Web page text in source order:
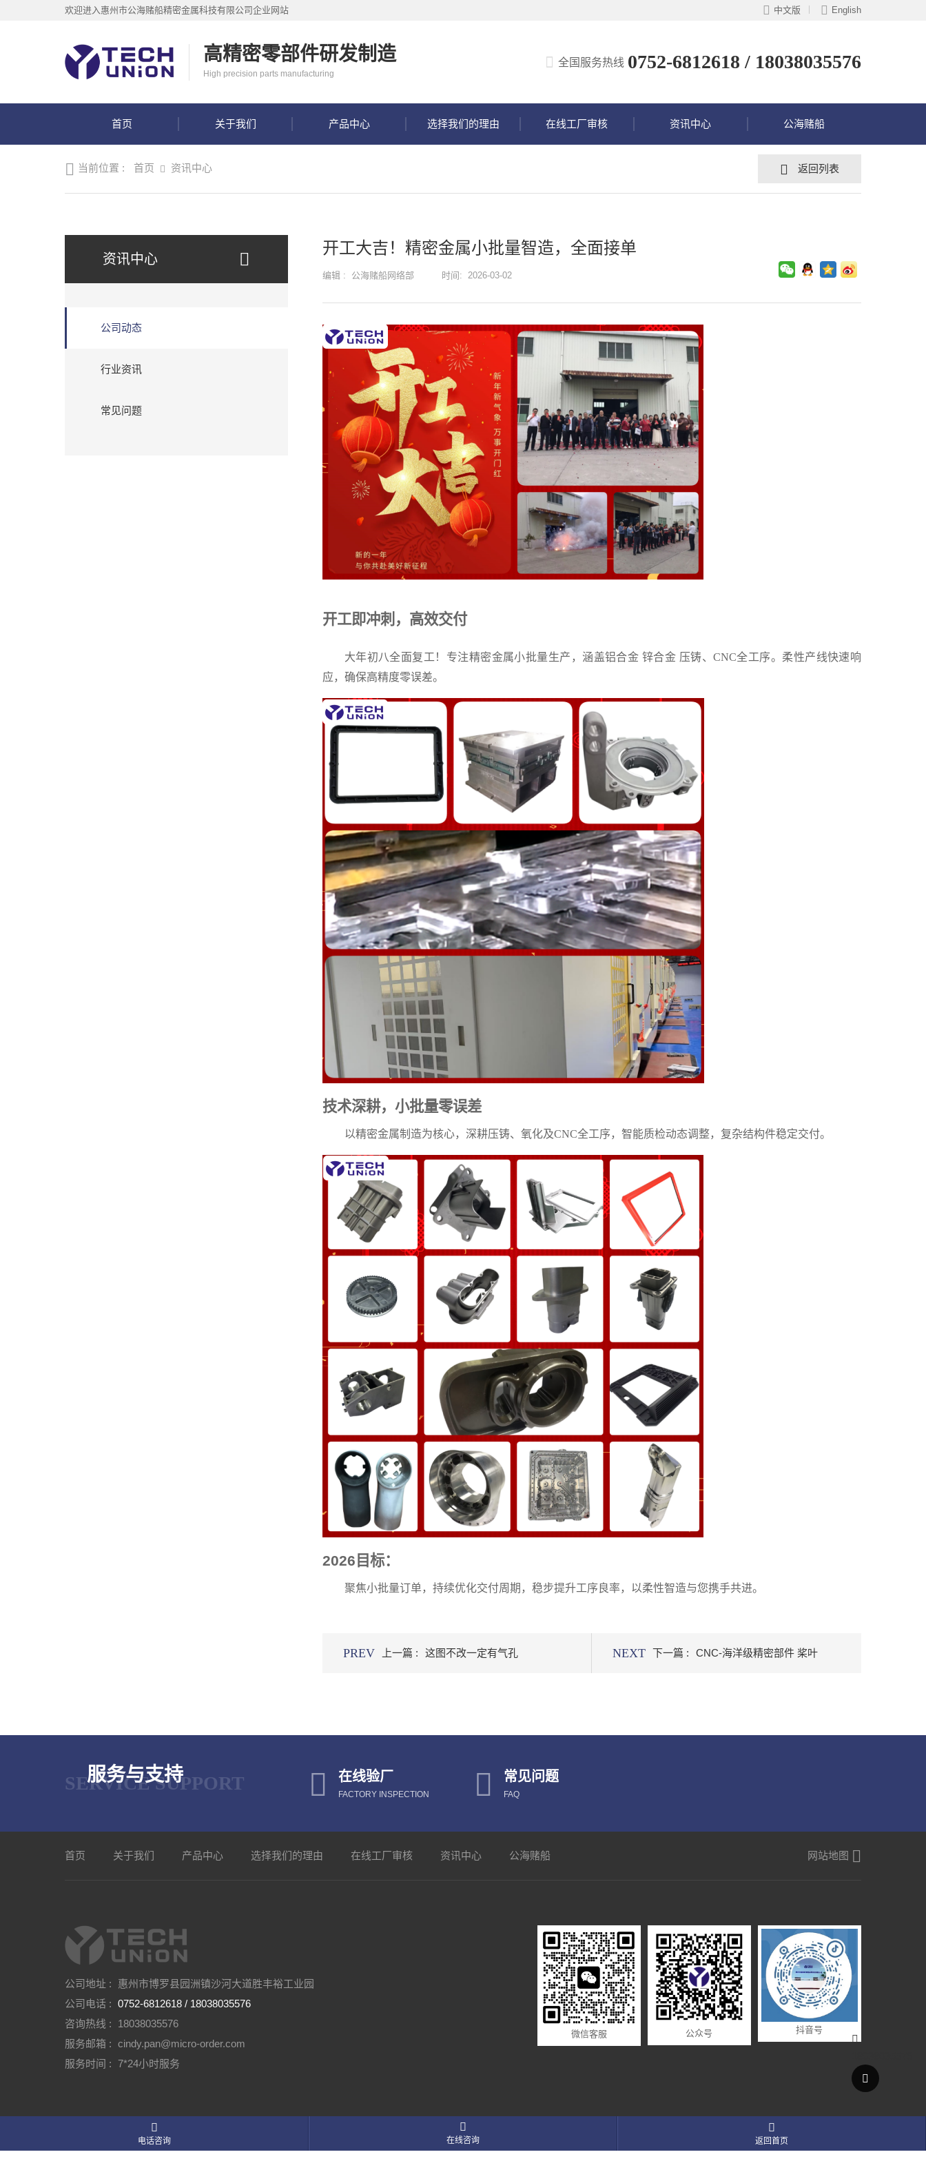
欢迎进入惠州市公海赌船精密金属科技有限公司企业网站 中文版 English
高精密零部件研发制造
High precision parts manufacturing
全国服务热线 0752-6812618 / 18038035576
首页 关于我们 产品中心 选择我们的理由 在线工厂审核 资讯中心 公海赌船
中
择
线
当前位置 : 首页 资讯中心 返回列表
资讯中心
公司动态
行业资讯
常见问题
开工大吉！精密金属小批量智造，全面接单
编辑 : 公海赌船网络部 时间: 2026-03-02
开工即冲刺，高效交付
大年初八全面复工！专注精密金属小批量生产，涵盖铝合金 锌合金 压铸、 CNC全工序。柔性产线快速响
应，确保高精度零误差。
技术深耕，小批量零误差
以精密金属制造为核心，深耕压铸、氧化及CNC全工序，智能质检动态调整，复杂结构件稳定交付。
2026 目标：
聚焦小批量订单，持续优化交付周期，稳步提升工序良率，以柔性智造与您携手共进。
PREV 上一篇 : 这图不改一定有气孔 NEXT 下一篇 : CNC-海洋级精密部件 桨叶
SERVICE SUPPORT
服务与支持 在线验厂
FACTORY INSPECTION
常见问题
FAQ
首页 关于我们 产品中心 选择我们的理由 在线工厂审核 资讯中心 公海赌船 网站地图
公司地址 :
惠州市博罗县园洲镇沙河大道胜丰裕工业园
公司电话 : 0752-6812618 / 18038035576
咨询热线 :
18038035576
服务邮箱 : cindy.pan@micro-order.com
服务时间 : 7*24小时服务
微信客服 公众号 抖音号

电话咨询

在线咨询

返回首页